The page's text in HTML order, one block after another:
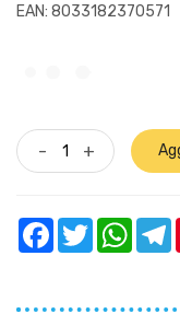
EAN: 8033182370571
- +
FacebookTwitter